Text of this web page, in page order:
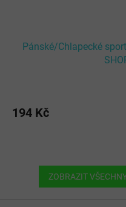
Pánské/Chlapecké
194 Kč
ZOBRAZIT